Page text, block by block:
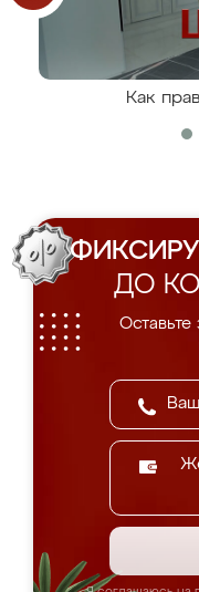
Как
ДО
Оставьте